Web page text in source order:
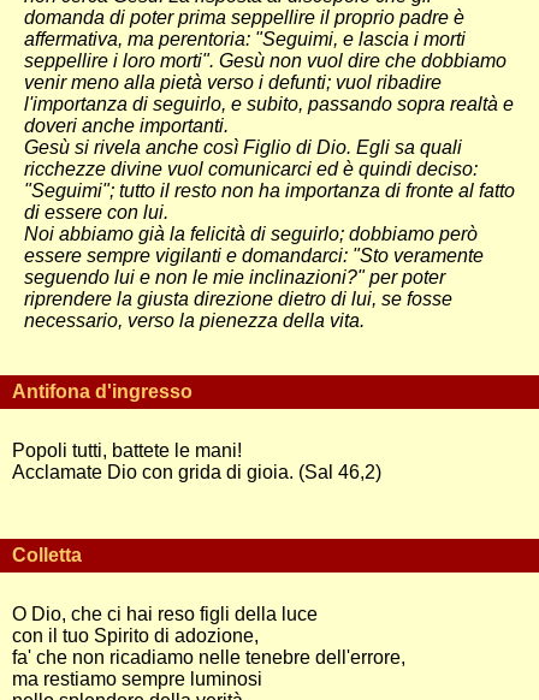
domanda di poter prima seppellire il proprio padre è
affermativa, ma perentoria: "Seguimi, e lascia i morti
seppellire i loro morti". Gesù non vuol dire che dobbiamo
venir meno alla pietà verso i defunti; vuol ribadire
l'importanza di seguirlo, e subito, passando sopra realtà e
doveri anche importanti.
Gesù si rivela anche così Figlio di Dio. Egli sa quali
ricchezze divine vuol comunicarci ed è quindi deciso:
"Seguimi"; tutto il resto non ha importanza di fronte al fatto
di essere con lui.
Noi abbiamo già la felicità di seguirlo; dobbiamo però
essere sempre vigilanti e domandarci: "Sto veramente
seguendo lui e non le mie inclinazioni?" per poter
riprendere la giusta direzione dietro di lui, se fosse
necessario, verso la pienezza della vita.
Antifona d'ingresso
Popoli tutti, battete le mani!
Acclamate Dio con grida di gioia. (Sal 46,2)
Colletta
O Dio, che ci hai reso figli della luce
con il tuo Spirito di adozione,
fa' che non ricadiamo nelle tenebre dell'errore,
ma restiamo sempre luminosi